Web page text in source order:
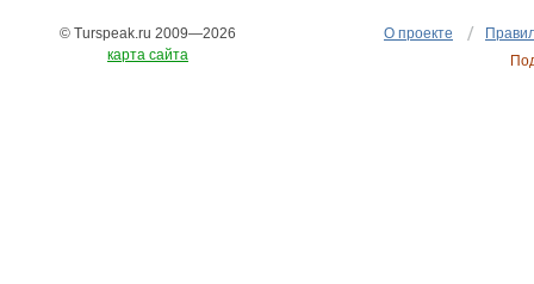
О проекте
© Turspeak.ru 2009—2026
карта сайта